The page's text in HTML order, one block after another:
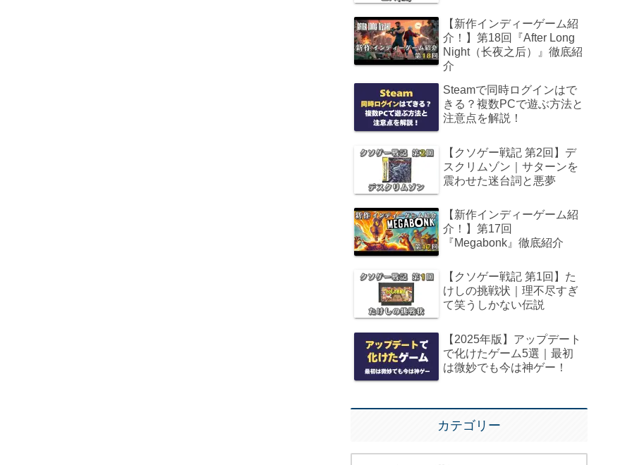
【新作インディーゲーム紹
介！】第18回『After Long
Night（长夜之后）』徹底紹
介
Steamで同時ログインはで
きる？複数PCで遊ぶ方法と
注意点を解説！
【クソゲー戦記 第2回】デ
スクリムゾン｜サターンを
震わせた迷台詞と悪夢
【新作インディーゲーム紹
介！】第17回
『Megabonk』徹底紹介
【クソゲー戦記 第1回】た
けしの挑戦状｜理不尽すぎ
て笑うしかない伝説
【2025年版】アップデート
で化けたゲーム5選｜最初
は微妙でも今は神ゲー！
カテゴリー